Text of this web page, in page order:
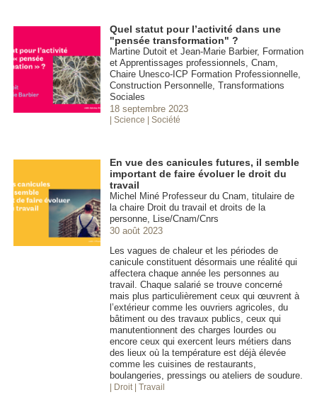
Quel statut pour l’activité dans une
"pensée transformation" ?
Martine Dutoit et Jean-Marie Barbier, Formation
et Apprentissages professionnels, Cnam,
Chaire Unesco-ICP Formation Professionnelle,
Construction Personnelle, Transformations
Sociales
18 septembre 2023
| Science | Société
En vue des canicules futures, il semble
important de faire évoluer le droit du
travail
Michel Miné Professeur du Cnam, titulaire de
la chaire Droit du travail et droits de la
personne, Lise/Cnam/Cnrs
30 août 2023
Les vagues de chaleur et les périodes de
canicule constituent désormais une réalité qui
affectera chaque année les personnes au
travail. Chaque salarié se trouve concerné
mais plus particulièrement ceux qui œuvrent à
l’extérieur comme les ouvriers agricoles, du
bâtiment ou des travaux publics, ceux qui
manutentionnent des charges lourdes ou
encore ceux qui exercent leurs métiers dans
des lieux où la température est déjà élevée
comme les cuisines de restaurants,
boulangeries, pressings ou ateliers de soudure.
| Droit | Travail